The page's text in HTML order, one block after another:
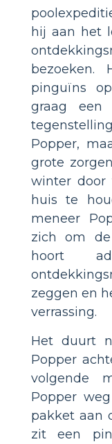
hij aan het
pinguïns
graag een
Popper,
grote
winter door
huis te
meneer
zich om
hoort
zeggen en
verrassing.
Het duurt
Popper
volgende
Popper
pakket aan
zit een